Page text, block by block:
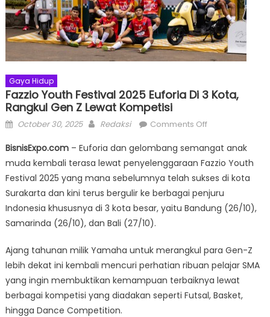
Gaya Hidup
Fazzio Youth Festival 2025 Euforia Di 3 Kota,
Rangkul Gen Z Lewat Kompetisi
Posted
October 30, 2025 Author
Redaksi Comments Offon
Youth
Festival
2025
Euforia
di
Rangkul
Gen
Lewat
Kompetisi
BisnisExpo.com– Euforia dan gelombang semangat anak
muda kembali terasa lewat penyelenggaraan Fazzio Youth
Festival 2025 yang mana sebelumnya telah sukses di kota
Surakarta dan kini terus bergulir ke berbagai penjuru
Indonesia khususnya di 3 kota besar, yaitu Bandung (26/10),
Samarinda (26/10), dan Bali (27/10).
Ajang tahunan milik Yamaha untuk merangkul para Gen-Z
lebih dekat ini kembali mencuri perhatian ribuan pelajar SMA
yang ingin membuktikan kemampuan terbaiknya lewat
berbagai kompetisi yang diadakan seperti Futsal, Basket,
hingga Dance Competition.